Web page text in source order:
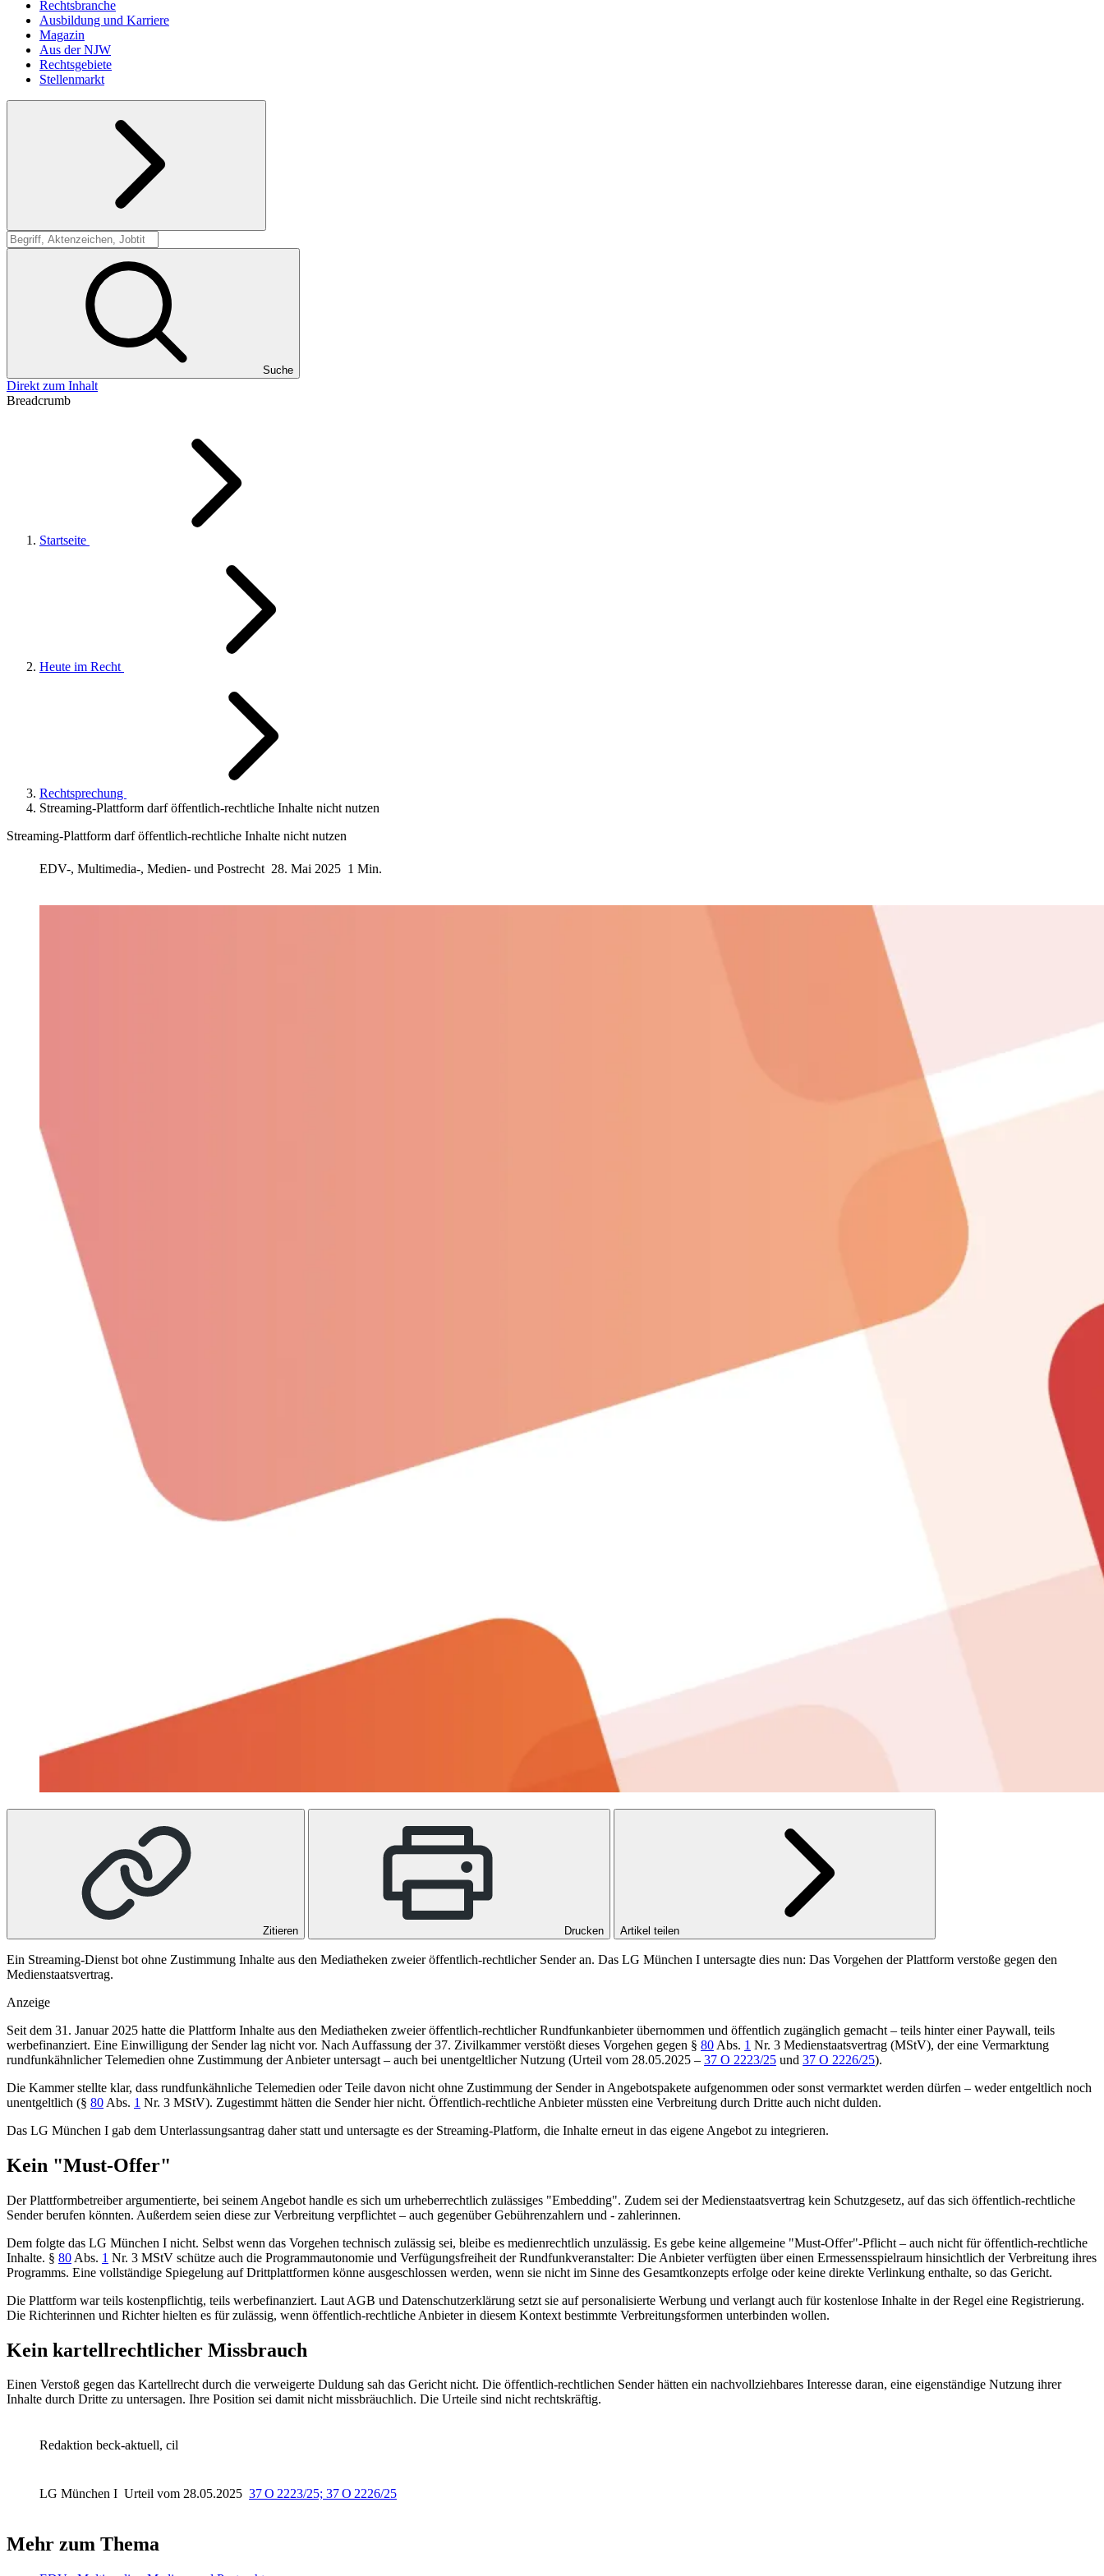
Rechtsbranche
Ausbildung und Karriere
Magazin
Aus der NJW
Rechtsgebiete
Stellenmarkt
Suche
Suche
Direkt zum Inhalt
Breadcrumb
Startseite
Heute im Recht
Rechtsprechung
Streaming-Plattform darf öffentlich-rechtliche Inhalte nicht nutzen
Streaming-Plattform darf öffentlich-rechtliche Inhalte nicht nutzen
EDV-, Multimedia-, Medien- und Postrecht 28. Mai 2025 1 Min.
Zitieren Drucken Artikel teilen
Ein Streaming-Dienst bot ohne Zustimmung Inhalte aus den Mediatheken zweier öffentlich-rechtlicher Sender an. Das LG München I untersagte dies nun: Das Vorgehen der Plattform verstoße gegen den
Medienstaatsvertrag.
Anzeige
Seit dem 31. Januar 2025 hatte die Plattform Inhalte aus den Mediatheken zweier öffentlich-rechtlicher Rundfunkanbieter übernommen und öffentlich zugänglich gemacht – teils hinter einer Paywall, teils
werbefinanziert. Eine Einwilligung der Sender lag nicht vor. Nach Auffassung der 37. Zivilkammer verstößt dieses Vorgehen gegen § 80 Abs. 1 Nr. 3 Medienstaatsvertrag (MStV), der eine Vermarktung
rundfunkähnlicher Telemedien ohne Zustimmung der Anbieter untersagt – auch bei unentgeltlicher Nutzung (Urteil vom 28.05.2025 – 37 O 2223/25 und 37 O 2226/25).
Die Kammer stellte klar, dass rundfunkähnliche Telemedien oder Teile davon nicht ohne Zustimmung der Sender in Angebotspakete aufgenommen oder sonst vermarktet werden dürfen – weder entgeltlich noch
unentgeltlich (§ 80 Abs. 1 Nr. 3 MStV). Zugestimmt hätten die Sender hier nicht. Öffentlich-rechtliche Anbieter müssten eine Verbreitung durch Dritte auch nicht dulden.
Das LG München I gab dem Unterlassungsantrag daher statt und untersagte es der Streaming-Platform, die Inhalte erneut in das eigene Angebot zu integrieren.
Kein "Must-Offer"
Der Plattformbetreiber argumentierte, bei seinem Angebot handle es sich um urheberrechtlich zulässiges "Embedding". Zudem sei der Medienstaatsvertrag kein Schutzgesetz, auf das sich öffentlich-rechtliche
Sender berufen könnten. Außerdem seien diese zur Verbreitung verpflichtet – auch gegenüber Gebührenzahlern und - zahlerinnen.
Dem folgte das LG München I nicht. Selbst wenn das Vorgehen technisch zulässig sei, bleibe es medienrechtlich unzulässig. Es gebe keine allgemeine "Must-Offer"-Pflicht – auch nicht für öffentlich-rechtliche
Inhalte. § 80 Abs. 1 Nr. 3 MStV schütze auch die Programmautonomie und Verfügungsfreiheit der Rundfunkveranstalter: Die Anbieter verfügten über einen Ermessensspielraum hinsichtlich der Verbreitung ihres
Programms. Eine vollständige Spiegelung auf Drittplattformen könne ausgeschlossen werden, wenn sie nicht im Sinne des Gesamtkonzepts erfolge oder keine direkte Verlinkung enthalte, so das Gericht.
Die Plattform war teils kostenpflichtig, teils werbefinanziert. Laut AGB und Datenschutzerklärung setzt sie auf personalisierte Werbung und verlangt auch für kostenlose Inhalte in der Regel eine Registrierung.
Die Richterinnen und Richter hielten es für zulässig, wenn öffentlich-rechtliche Anbieter in diesem Kontext bestimmte Verbreitungsformen unterbinden wollen.
Kein kartellrechtlicher Missbrauch
Einen Verstoß gegen das Kartellrecht durch die verweigerte Duldung sah das Gericht nicht. Die öffentlich-rechtlichen Sender hätten ein nachvollziehbares Interesse daran, eine eigenständige Nutzung ihrer
Inhalte durch Dritte zu untersagen. Ihre Position sei damit nicht missbräuchlich. Die Urteile sind nicht rechtskräftig.
Redaktion beck-aktuell, cil
LG München I Urteil vom 28.05.2025 37 O 2223/25; 37 O 2226/25
Mehr zum Thema